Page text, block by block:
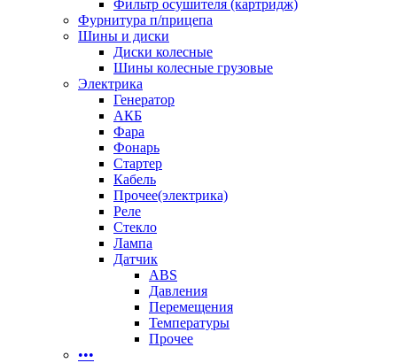
Фильтр осушителя (картридж)
Фурнитура п/прицепа
Шины и диски
Диски колесные
Шины колесные грузовые
Электрика
Генератор
АКБ
Фара
Фонарь
Стартер
Кабель
Прочее(электрика)
Реле
Стекло
Лампа
Датчик
ABS
Давления
Перемещения
Температуры
Прочее
•••